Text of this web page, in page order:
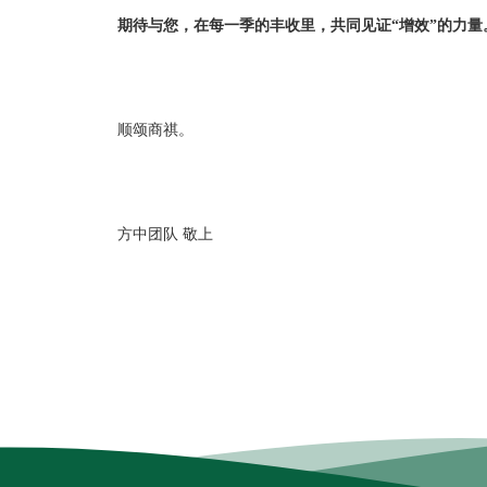
期待与您，在每一季的丰收里，共同见证“增效”的力量
顺颂商祺。
方中团队 敬上